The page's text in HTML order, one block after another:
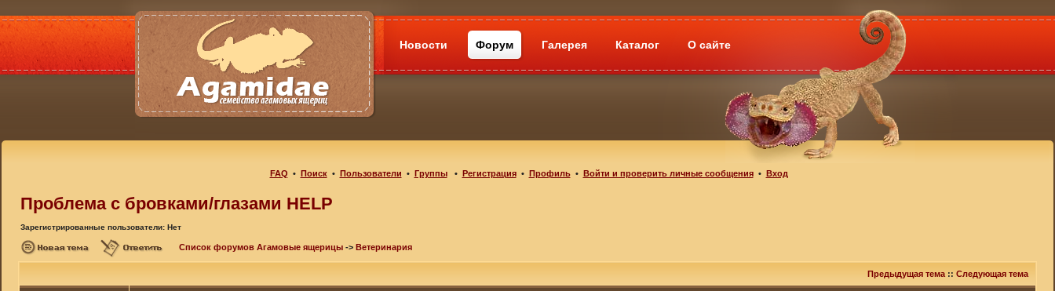
Новости Форум Галерея Каталог О сайте
FAQ • Поиск• Пользователи • Группы• Регистрация• Профиль• Войти и проверить личные сообщения• Вход
Проблема с бровками/глазами HELP
Зарегистрированные пользователи: Нет
Список форумов Агамовые ящерицы -> Ветеринария
Предыдущая тема :: Следующая тема